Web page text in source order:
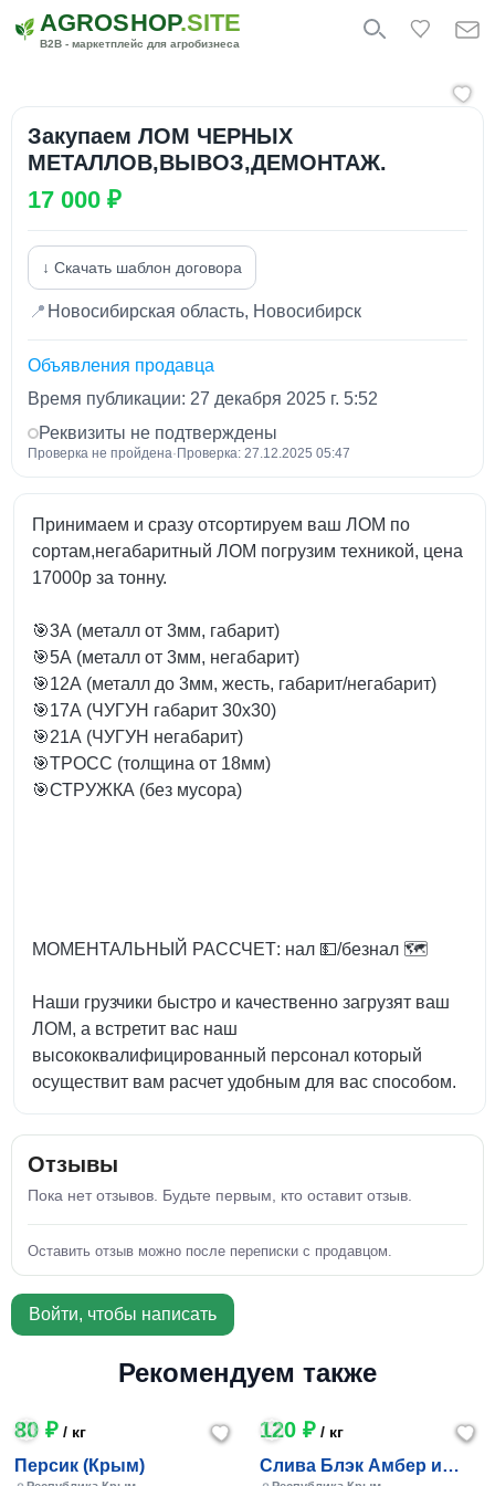
AGROSHOP.SITE
B2B - маркетплейс для агробизнеса
Закупаем ЛОМ ЧЕРНЫХ
МЕТАЛЛОВ,ВЫВОЗ,ДЕМОНТАЖ.
17 000 ₽
↓ Скачать шаблон договора
📍 Новосибирская область, Новосибирск
Объявления продавца
Время публикации: 27 декабря 2025 г. 5:52
Реквизиты не подтверждены
Проверка не пройдена· Проверка: 27.12.2025 05:47
Принимаем и сразу отсортируем ваш ЛОМ по
сортам,негабаритный ЛОМ погрузим техникой, цена
17000р за тонну.
🎯3А (металл от 3мм, габарит)
🎯5А (металл от 3мм, негабарит)
🎯12А (металл до 3мм, жесть, габарит/негабарит)
🎯17А (ЧУГУН габарит 30х30)
🎯21А (ЧУГУН негабарит)
🎯ТРОСС (толщина от 18мм)
🎯СТРУЖКА (без мусора)
МОМЕНТАЛЬНЫЙ РАССЧЕТ: нал 💵/безнал 🗺
Наши грузчики быстро и качественно загрузят ваш
ЛОМ, а встретит вас наш
высококвалифицированный персонал который
осуществит вам расчет удобным для вас способом.
Отзывы
Пока нет отзывов. Будьте первым, кто оставит отзыв.
Оставить отзыв можно после переписки с продавцом.
Войти, чтобы написать
Рекомендуем также
80 ₽ / кг
Персик (Крым)
120 ₽/ кг
Слива Блэк Амбер и